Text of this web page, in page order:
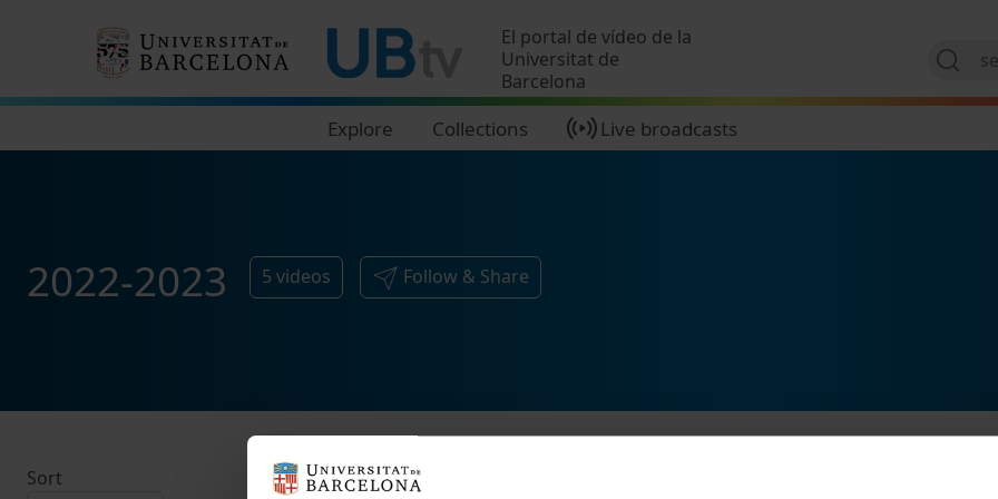
El portal de vídeo de la
Universitat de
Barcelona
Explore Collections Live broadcasts
2022-2023 5 videos Follow & Share
Sort